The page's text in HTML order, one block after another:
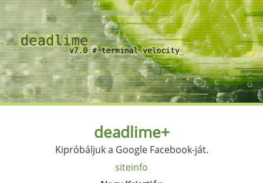
deadlime+
Kipróbáljuk a Google Facebook-ját.
siteinfo